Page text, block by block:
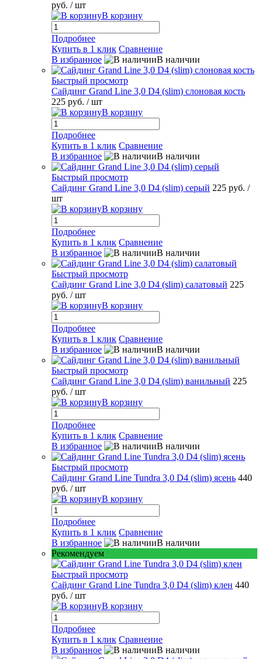
руб. / шт
В корзину
Подробнее
Купить в 1 клик Сравнение
В избранное
В наличии
Быстрый просмотр
Сайдинг Grand Line 3,0 D4 (slim) слоновая кость
225 руб. / шт
В корзину
Подробнее
Купить в 1 клик Сравнение
В избранное
В наличии
Быстрый просмотр
Сайдинг Grand Line 3,0 D4 (slim) серый 225 руб. /
шт
В корзину
Подробнее
Купить в 1 клик Сравнение
В избранное
В наличии
Быстрый просмотр
Сайдинг Grand Line 3,0 D4 (slim) салатовый 225
руб. / шт
В корзину
Подробнее
Купить в 1 клик Сравнение
В избранное
В наличии
Быстрый просмотр
Сайдинг Grand Line 3,0 D4 (slim) ванильный 225
руб. / шт
В корзину
Подробнее
Купить в 1 клик Сравнение
В избранное
В наличии
Быстрый просмотр
Сайдинг Grand Line Tundra 3,0 D4 (slim) ясень 440
руб. / шт
В корзину
Подробнее
Купить в 1 клик Сравнение
В избранное
В наличии
Рекомендуем
Быстрый просмотр
Сайдинг Grand Line Tundra 3,0 D4 (slim) клен 440
руб. / шт
В корзину
Подробнее
Купить в 1 клик Сравнение
В избранное
В наличии